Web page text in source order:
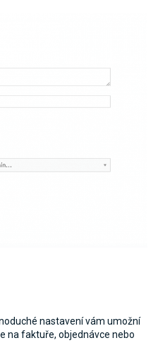
nastavení vám umožní
na faktuře, objednávce nebo